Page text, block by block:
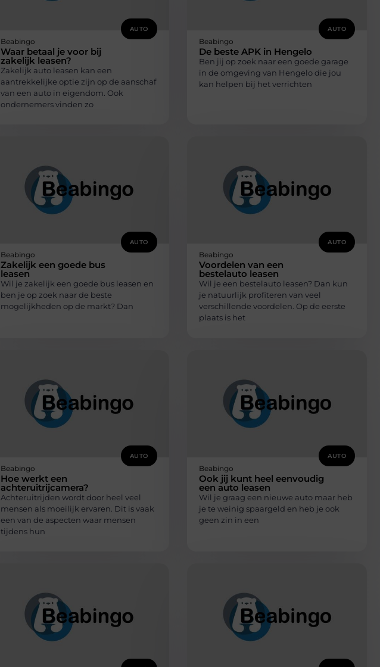
AUTO
Beabingo
Waar betaal je voor bij
zakelijk leasen?
Zakelijk auto leasen kan een
aantrekkelijke optie zijn op de aanschaf
van een auto in eigendom. Ook
ondernemers vinden zo
AUTO
Beabingo
De beste APK in Hengelo
Ben jij op zoek naar een goede garage
in de omgeving van Hengelo die jou
kan helpen bij het verrichten
AUTO
Beabingo
Zakelijk een goede bus
leasen
Wil je zakelijk een goede bus leasen en
ben je op zoek naar de beste
mogelijkheden op de markt? Dan
AUTO
Beabingo
Voordelen van een
bestelauto leasen
Wil je een bestelauto leasen? Dan kun
je natuurlijk profiteren van veel
verschillende voordelen. Op de eerste
plaats is het
AUTO
Beabingo
Hoe werkt een
achteruitrijcamera?
Achteruitrijden wordt door heel veel
mensen als moeilijk ervaren. Dit is vaak
een van de aspecten waar mensen
tijdens hun
AUTO
Beabingo
Ook jij kunt heel eenvoudig
een auto leasen
Wil je graag een nieuwe auto maar heb
je te weinig spaargeld en heb je ook
geen zin in een